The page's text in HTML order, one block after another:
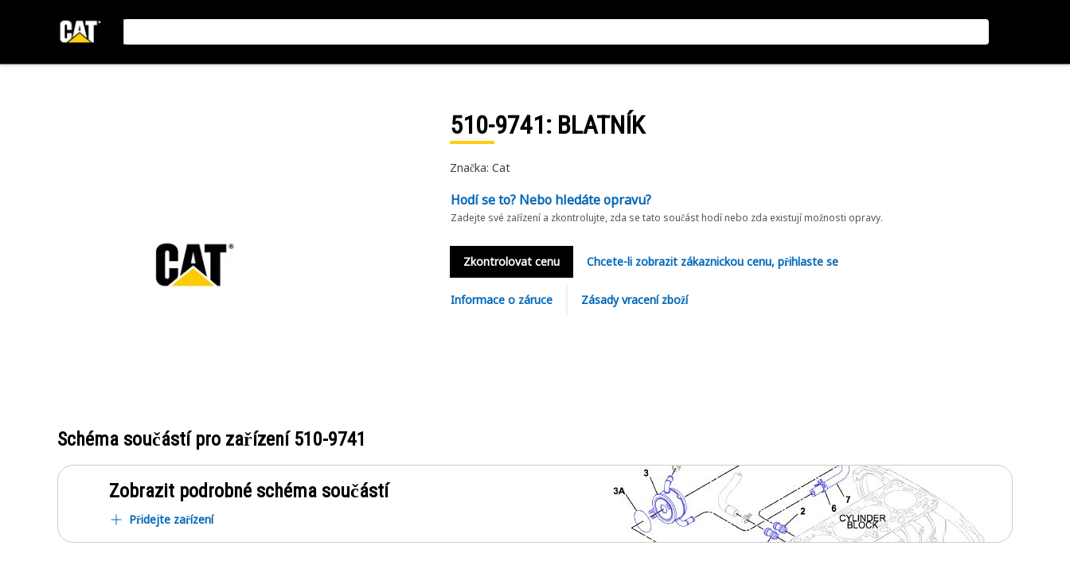
510-9741: BLATNÍK
Značka: Cat
Hodí se to? Nebo hledáte opravu?
Zadejte své zařízení a zkontrolujte, zda se tato součást hodí nebo zda existují možnosti opravy.
Zkontrolovat cenu Chcete-li zobrazit zákaznickou cenu, přihlaste se
Informace o záruce Zásady vracení zboží
Schéma součástí pro zařízení 510-9741
Zobrazit podrobné schéma součástí
Přidejte zařízení